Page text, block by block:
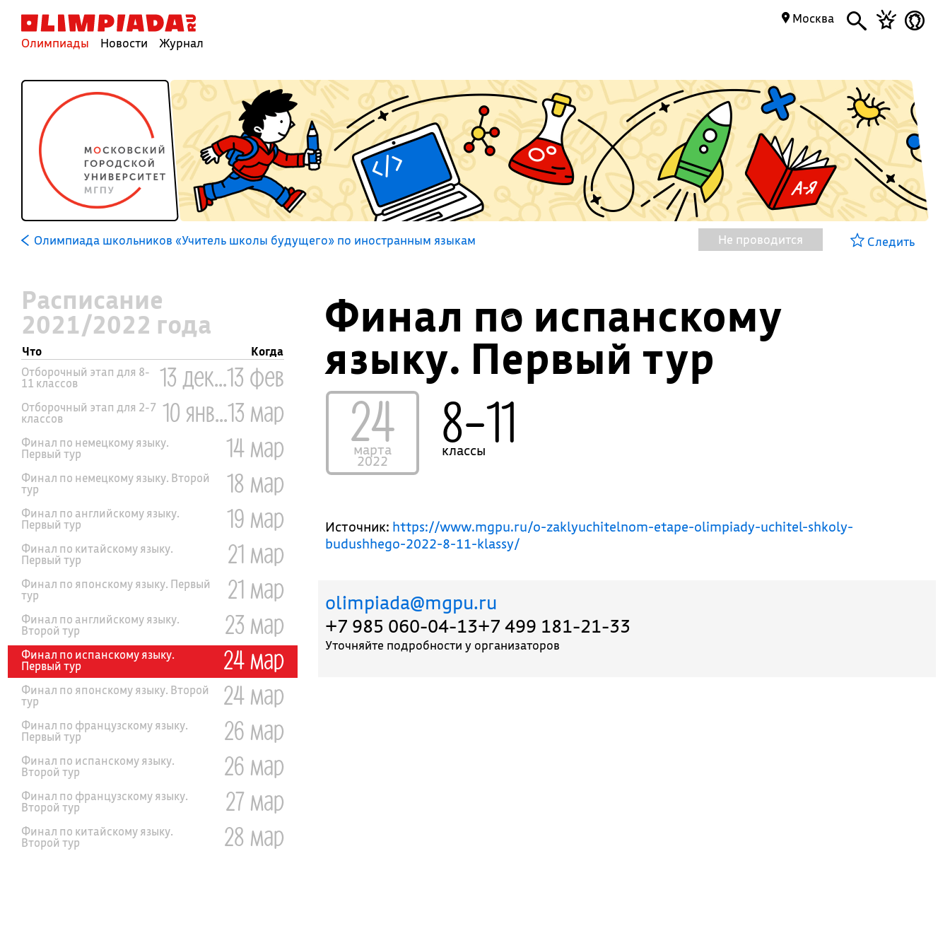
Олимпиады Новости Журнал
Москва
Олимпиада школьников «Учитель школы будущего» по иностранным языкам Не проводится Следить
Расписание
2021/2022 года
Что
Когда
Отборочный этап для 8-
11 классов 13 дек...13 фев
Отборочный этап для 2-7
классов 10 янв...13 мар
Финал по немецкому языку.
Первый тур 14 мар
Финал по немецкому языку. Второй
тур 18 мар
Финал по английскому языку.
Первый тур 19 мар
Финал по китайскому языку.
Первый тур 21 мар
Финал по японскому языку. Первый
тур 21 мар
Финал по английскому языку.
Второй тур 23 мар
Финал по испанскому языку.
Первый тур 24 мар
Финал по японскому языку. Второй
тур 24 мар
Финал по французскому языку.
Первый тур 26 мар
Финал по испанскому языку.
Второй тур 26 мар
Финал по французскому языку.
Второй тур 27 мар
Финал по китайскому языку.
Второй тур 28 мар
Финал по испанскому
языку. Первый тур
24
марта
2022
8–11
классы
Источник: https://www.mgpu.ru/o-zaklyuchitelnom-etape-olimpiady-uchitel-shkoly-
budushhego-2022-8-11-klassy/
olimpiada@mgpu.ru
+7 985 060-04-13+7 499 181-21-33
Уточняйте подробности у организаторов